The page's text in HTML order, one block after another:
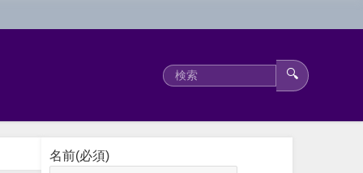
🔍
名前(必須)